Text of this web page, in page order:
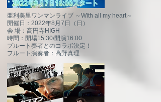
亜利美里ワンマンライブ ～With all my heart～
開催日：2022年8月7日（日）
会 場：高円寺HIGH
時間：開場15:30/開演16:00
プルート奏者とのコラボ決定！
フルート演奏者：高野真理